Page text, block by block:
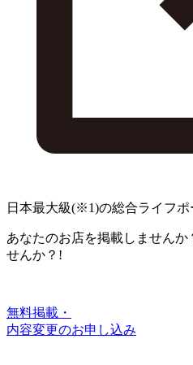
日本最大級(※1)の総合ライフポ
あなたのお店を掲載しませんか
せんか？!
無料掲載・
内容変更のお申し込み